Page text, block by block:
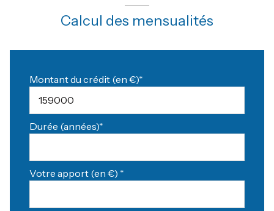
Calcul des mensualités
Montant du crédit (en €)*
Durée (années)*
Votre apport (en €) *